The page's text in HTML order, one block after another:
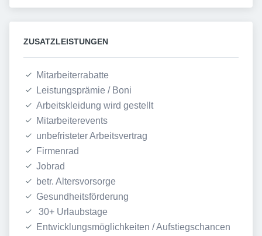
ZUSATZLEISTUNGEN
Mitarbeiterrabatte
Leistungsprämie / Boni
Arbeitskleidung wird gestellt
Mitarbeiterevents
unbefristeter Arbeitsvertrag
Firmenrad
Jobrad
betr. Altersvorsorge
Gesundheitsförderung
30+ Urlaubstage
Entwicklungsmöglichkeiten / Aufstiegschancen